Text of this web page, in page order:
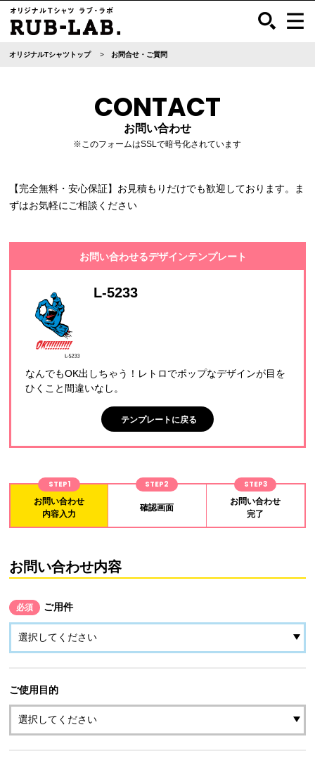
オリジナルTシャツトップ お問合せ・ご質問
CONTACT
お問い合わせ
※このフォームはSSLで暗号化されています
【完全無料・安心保証】お見積もりだけでも歓迎しております。ま
ずはお気軽にご相談ください
お問い合わせるデザインテンプレート
L-5233
なんでもOK出しちゃう！レトロでポップなデザインが目を
ひくこと間違いなし。
テンプレートに戻る
STEP1
お問い合わせ
内容入力
STEP2
確認画面
STEP3
お問い合わせ
完了
お問い合わせ内容
必須 ご用件
ご使用目的